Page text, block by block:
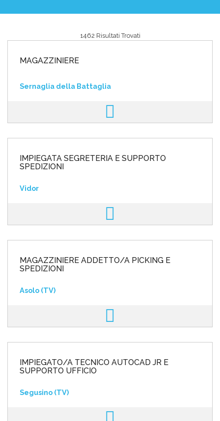
1462 Risultati Trovati
MAGAZZINIERE
Sernaglia della Battaglia
IMPIEGATA SEGRETERIA E SUPPORTO
SPEDIZIONI
Vidor
MAGAZZINIERE ADDETTO/A PICKING E
SPEDIZIONI
Asolo (TV)
IMPIEGATO/A TECNICO AUTOCAD JR E
SUPPORTO UFFICIO
Segusino (TV)